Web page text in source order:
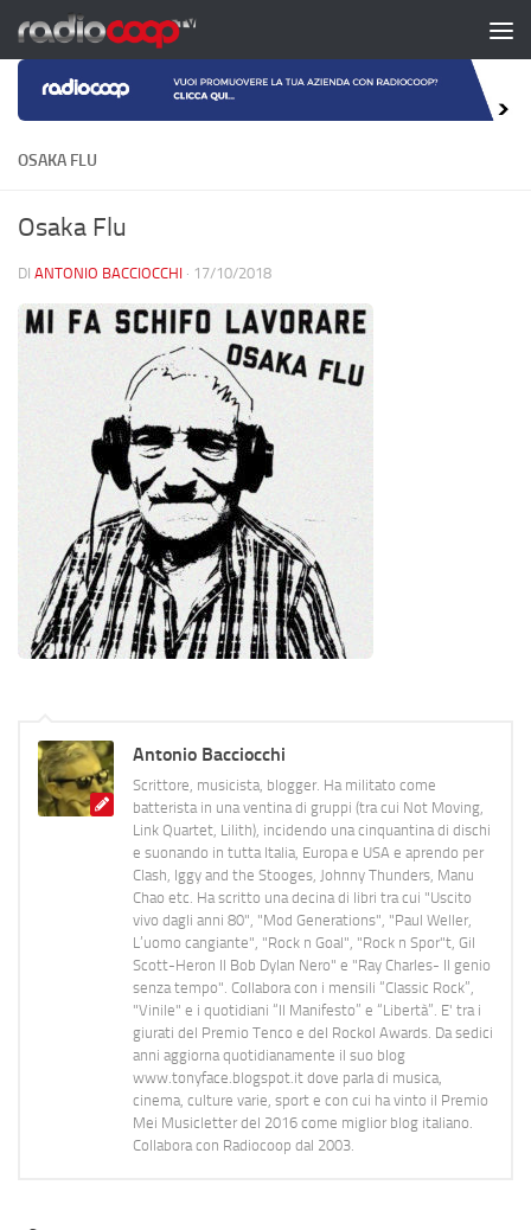
Salta al contenuto
OSAKA FLU
Osaka Flu
DI ANTONIO BACCIOCCHI · 17/10/2018
Antonio Bacciocchi
Scrittore, musicista, blogger. Ha militato come
batterista in una ventina di gruppi (tra cui Not Moving,
Link Quartet, Lilith), incidendo una cinquantina di dischi
e suonando in tutta Italia, Europa e USA e aprendo per
Clash, Iggy and the Stooges, Johnny Thunders, Manu
Chao etc. Ha scritto una decina di libri tra cui "Uscito
vivo dagli anni 80", "Mod Generations", "Paul Weller,
L’uomo cangiante", "Rock n Goal", "Rock n Spor"t, Gil
Scott-Heron Il Bob Dylan Nero" e "Ray Charles- Il genio
senza tempo". Collabora con i mensili “Classic Rock”,
"Vinile" e i quotidiani “Il Manifesto” e “Libertà”. E' tra i
giurati del Premio Tenco e del Rockol Awards. Da sedici
anni aggiorna quotidianamente il suo blog
www.tonyface.blogspot.it dove parla di musica,
cinema, culture varie, sport e con cui ha vinto il Premio
Mei Musicletter del 2016 come miglior blog italiano.
Collabora con Radiocoop dal 2003.